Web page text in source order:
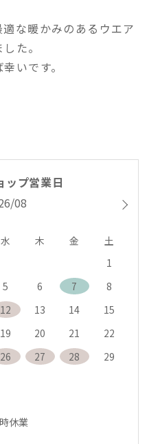
な暖かみのあるウエア
た。
いです。
08
水 木 金
土
1
5 6 7
8
12 13 14
15
19 20 21
22
26 27 28
29
休業